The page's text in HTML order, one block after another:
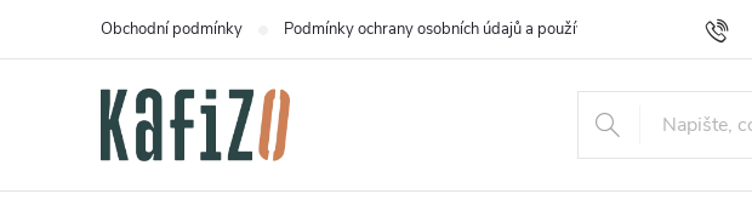
Obchodní podmínky Podmínky ochrany osobních údajů a používání souborů cookies